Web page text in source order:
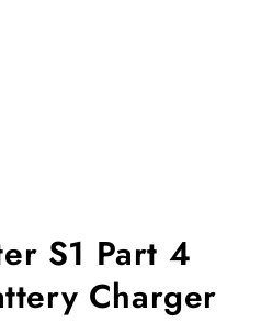
S1 Part 4
Charger